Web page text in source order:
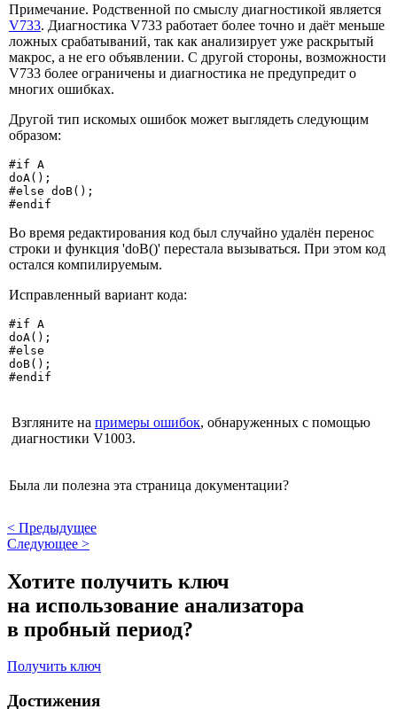
Примечание. Родственной по смыслу диагностикой является
V733. Диагностика V733 работает более точно и даёт меньше
ложных срабатываний, так как анализирует уже раскрытый
макрос, а не его объявлении. С другой стороны, возможности
V733 более ограничены и диагностика не предупредит о
многих ошибках.
Другой тип искомых ошибок может выглядеть следующим
образом:
#if A
doA();
#else doB();
#endif
Во время редактирования код был случайно удалён перенос
строки и функция 'doB()' перестала вызываться. При этом код
остался компилируемым.
Исправленный вариант кода:
#if A
doA();
#else
doB();
#endif
Взгляните на примеры ошибок, обнаруженных с помощью
диагностики V1003.
Была ли полезна эта страница документации?
< Предыдущее
Следующее >
Хотите получить ключ
на использование анализатора
в пробный период?
Получить ключ
Достижения